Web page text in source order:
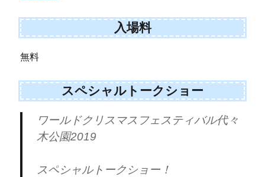
入場料
無料
スペシャルトークショー
ワールドクリスマスフェスティバル代々
木公園2019
スペシャルトークショー！